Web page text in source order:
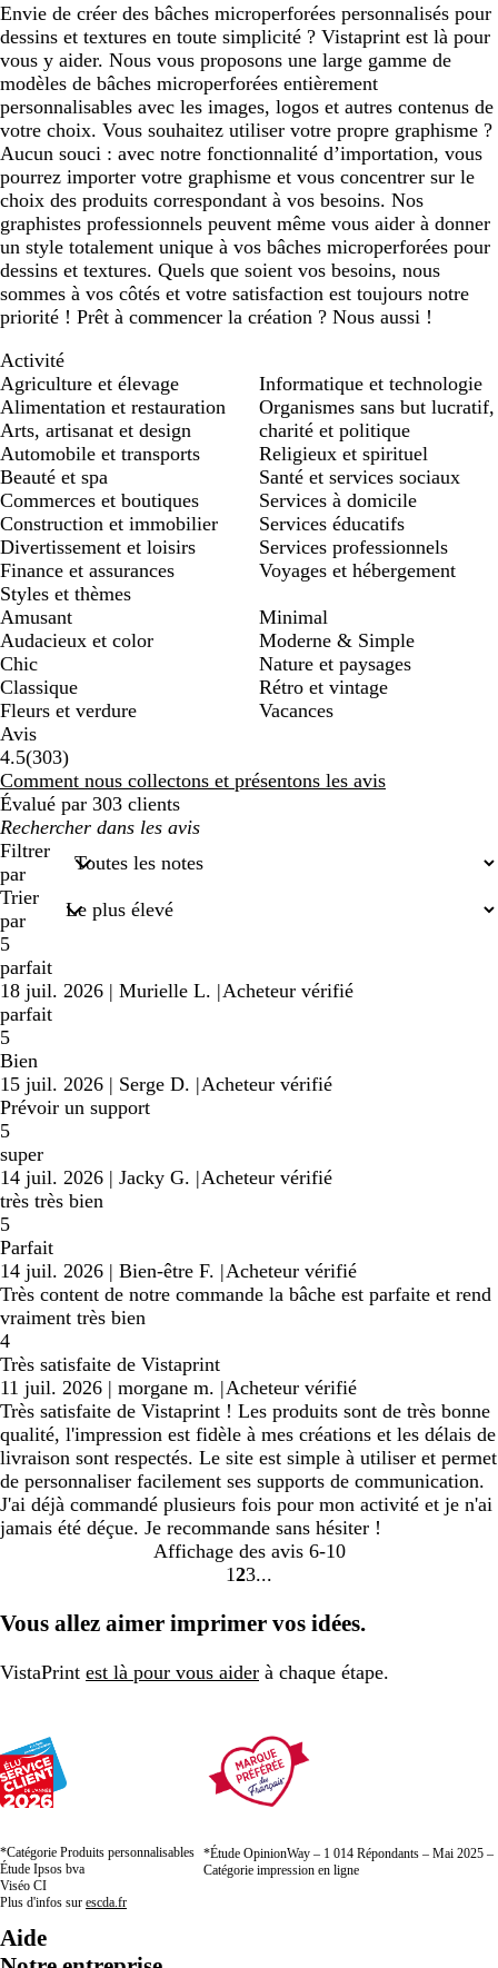
Envie de créer des bâches microperforées personnalisés pour
dessins et textures en toute simplicité ? Vistaprint est là pour
vous y aider. Nous vous proposons une large gamme de
modèles de bâches microperforées entièrement
personnalisables avec les images, logos et autres contenus de
votre choix. Vous souhaitez utiliser votre propre graphisme ?
Aucun souci : avec notre fonctionnalité d’importation, vous
pourrez importer votre graphisme et vous concentrer sur le
choix des produits correspondant à vos besoins. Nos
graphistes professionnels peuvent même vous aider à donner
un style totalement unique à vos bâches microperforées pour
dessins et textures. Quels que soient vos besoins, nous
sommes à vos côtés et votre satisfaction est toujours notre
priorité ! Prêt à commencer la création ? Nous aussi !
Activité
Agriculture et élevage
Alimentation et restauration
Arts, artisanat et design
Automobile et transports
Beauté et spa
Commerces et boutiques
Construction et immobilier
Divertissement et loisirs
Finance et assurances
Informatique et technologie
Organismes sans but lucratif,
charité et politique
Religieux et spirituel
Santé et services sociaux
Services à domicile
Services éducatifs
Services professionnels
Voyages et hébergement
Styles et thèmes
Amusant
Audacieux et color
Chic
Classique
Fleurs et verdure
Minimal
Moderne & Simple
Nature et paysages
Rétro et vintage
Vacances
Avis
4.5(303303
avis
)
Comment nous collectons et présentons les avis
Évalué par 303 clients
Mes
recherches
saisies
Filtrer
par
Trier
par
5
parfait
18 juil. 2026 | Murielle L. |Acheteur vérifié
parfait
5
Bien
15 juil. 2026 | Serge D. |Acheteur vérifié
Prévoir un support
5
super
14 juil. 2026 | Jacky G. |Acheteur vérifié
très très bien
5
Parfait
14 juil. 2026 | Bien-être F. |Acheteur vérifié
Très content de notre commande la bâche est parfaite et rend
vraiment très bien
4
Très satisfaite de Vistaprint
11 juil. 2026 | morgane m. |Acheteur vérifié
Très satisfaite de Vistaprint ! Les produits sont de très bonne
qualité, l'impression est fidèle à mes créations et les délais de
livraison sont respectés. Le site est simple à utiliser et permet
de personnaliser facilement ses supports de communication.
J'ai déjà commandé plusieurs fois pour mon activité et je n'ai
jamais été déçue. Je recommande sans hésiter !
Affichage des avis 6-10
Accéder
la
1 Accéder
la
2Accéder
la
3
Vous allez aimer imprimer vos idées.
VistaPrint est là pour vous aider à chaque étape.
*Catégorie Produits personnalisables
Étude Ipsos bva
Viséo CI
Plus d'infos sur escda.fr
*Étude OpinionWay – 1 014 Répondants – Mai 2025 –
Catégorie impression en ligne
Aide